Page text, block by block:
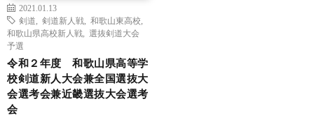
2021.01.13
剣道
剣道新人戦 和歌山東高校
和歌山県高校新人戦
選抜剣道大会
予選
令和２年度 和歌山県高等学
校剣道新人大会兼全国選抜大
会選考会兼近畿選抜大会選考
会